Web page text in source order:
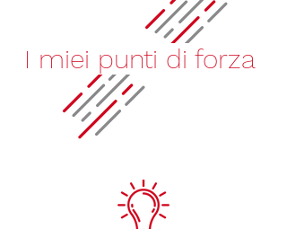
I miei punti di forza